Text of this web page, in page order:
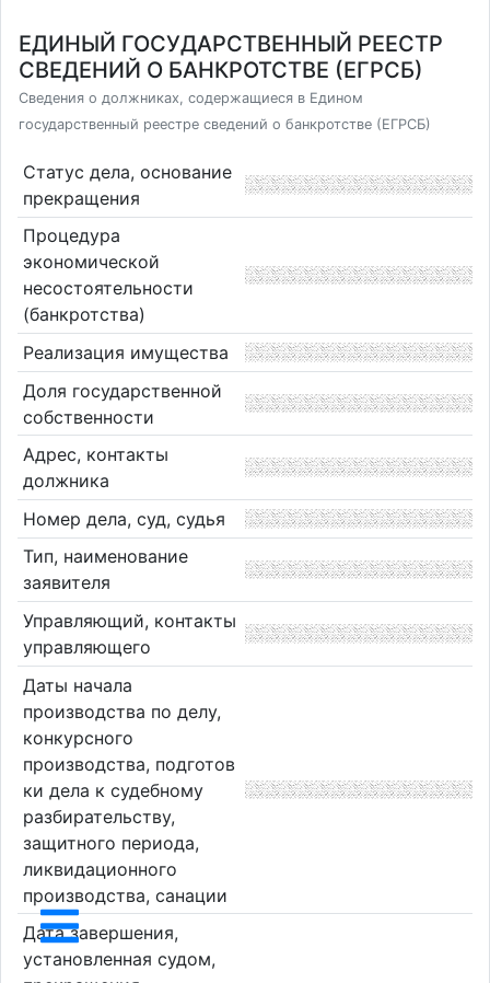
ЕДИНЫЙ ГОСУДАРСТВЕННЫЙ РЕЕСТР
СВЕДЕНИЙ О БАНКРОТСТВЕ (ЕГРСБ)
Сведения о должниках, содержащиеся в Едином
государственный реестре сведений о банкротстве (ЕГРСБ)
Статус дела, основание
прекращения
Процедура
экономической
несостоятельности
(банкротства)
Реализация имущества
Доля государственной
собственности
Адрес, контакты
должника
Номер дела, суд, судья
Тип, наименование
заявителя
Управляющий, контакты
управляющего
Даты начала
производства по делу,
конкурсного
производства, подготов
ки дела к судебному
разбирательству,
защитного периода,
ликвидационного
производства, санации
Дата завершения,
установленная судом,